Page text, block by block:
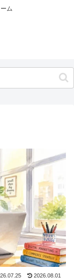
ム
2026.08.01